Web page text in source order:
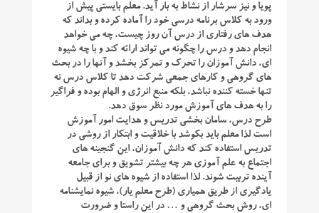
پویا و نیز سرشار از نشاط به بار آید. معلم بایستی پیش از
ورود به کلاس برنامه درسی خود را آماده کرده و بداند که
هدف های رفتاری از درس آن روز چیست، چه می خواهد
انجام دهد و درس را چگونه می تواند ارائه کند و با چه شیوه
ای، دانش آموزان را تحرک و تمرکز بخشد و آنها را در بحث
های گروهی و کارهای جمعی شرکت دهد تا کلاس درس نه
تنها خسته کننده نباشد، بلکه منبع انرژی و الهام بوده و فراگیر
را به هدف های آموزش مورد نظر سوق دهد.
طرح درس، سامان بخشی تدریس و هدایت امور آموزش
است لذا معلم باید بکوشد با خلاقیت و ابتکار از روشی در
تدریس استفاده کند که دانش آموزان، این گنجینه های
اجتماع به علم آموزی هر چه بیشتر تشویق و برای جامعه
آینده تربیت شوند. لذا استفاده از شیوه های نو از قبیل
یادگیری از طریق همیاری (طرح معلم یار)، شیوه نمایشنامه
ای، روش بحث گروهی و … در این راستا و ضرورت